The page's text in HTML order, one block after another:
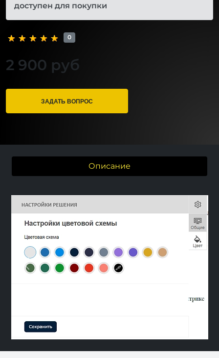
доступен для покупки
0
2 900 руб
ЗАДАТЬ ВОПРОС
Описание
Previous